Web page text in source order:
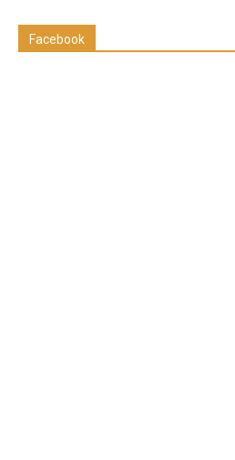
Facebook